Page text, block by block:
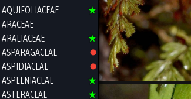
AQUIFOLIACEAE
ARACEAE
ARALIACEAE
ASPARAGACEAE
ASPIDIACEAE
ASPLENIACEAE
ASTERACEAE